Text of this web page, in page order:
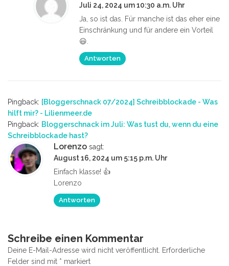
Juli 24, 2024 um 10:30 a.m. Uhr
Ja, so ist das. Für manche ist das eher eine
Einschränkung und für andere ein Vorteil
😃.
Antworten
Pingback: [Bloggerschnack 07/2024] Schreibblockade - Was
hilft mir? - Lilienmeer.de
Pingback: Bloggerschnack im Juli: Was tust du, wenn du eine
Schreibblockade hast?
Lorenzo sagt:
August 16, 2024 um 5:15 p.m. Uhr
Einfach klasse! 👍
Lorenzo
Antworten
Schreibe einen Kommentar
Deine E-Mail-Adresse wird nicht veröffentlicht. Erforderliche
Felder sind mit * markiert